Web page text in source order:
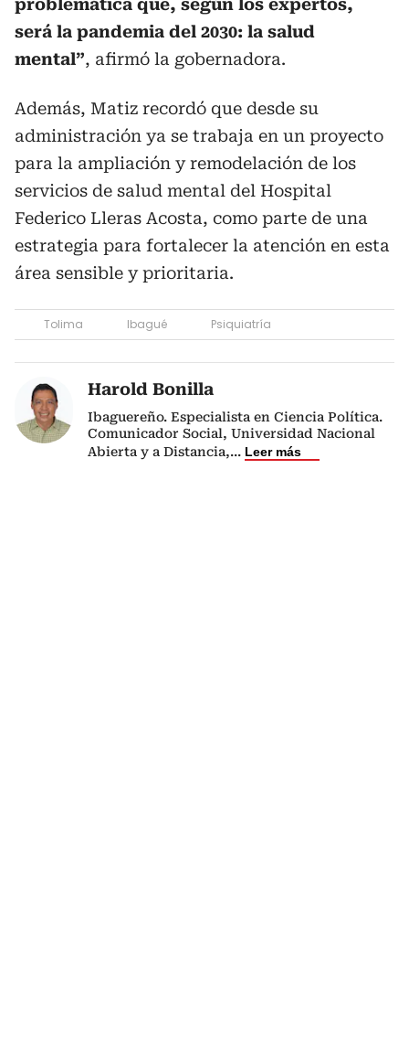
será la pandemia del 2030: la salud
mental”, afirmó la gobernadora.
Además, Matiz recordó que desde su
administración ya se trabaja en un proyecto
para la ampliación y remodelación de los
servicios de salud mental del Hospital
Federico Lleras Acosta, como parte de una
estrategia para fortalecer la atención en esta
área sensible y prioritaria.
Tolima Ibagué Psiquiatría
Harold Bonilla
Ibaguereño. Especialista en Ciencia Política.
Comunicador Social, Universidad Nacional
Abierta y a Distancia,... Leer más